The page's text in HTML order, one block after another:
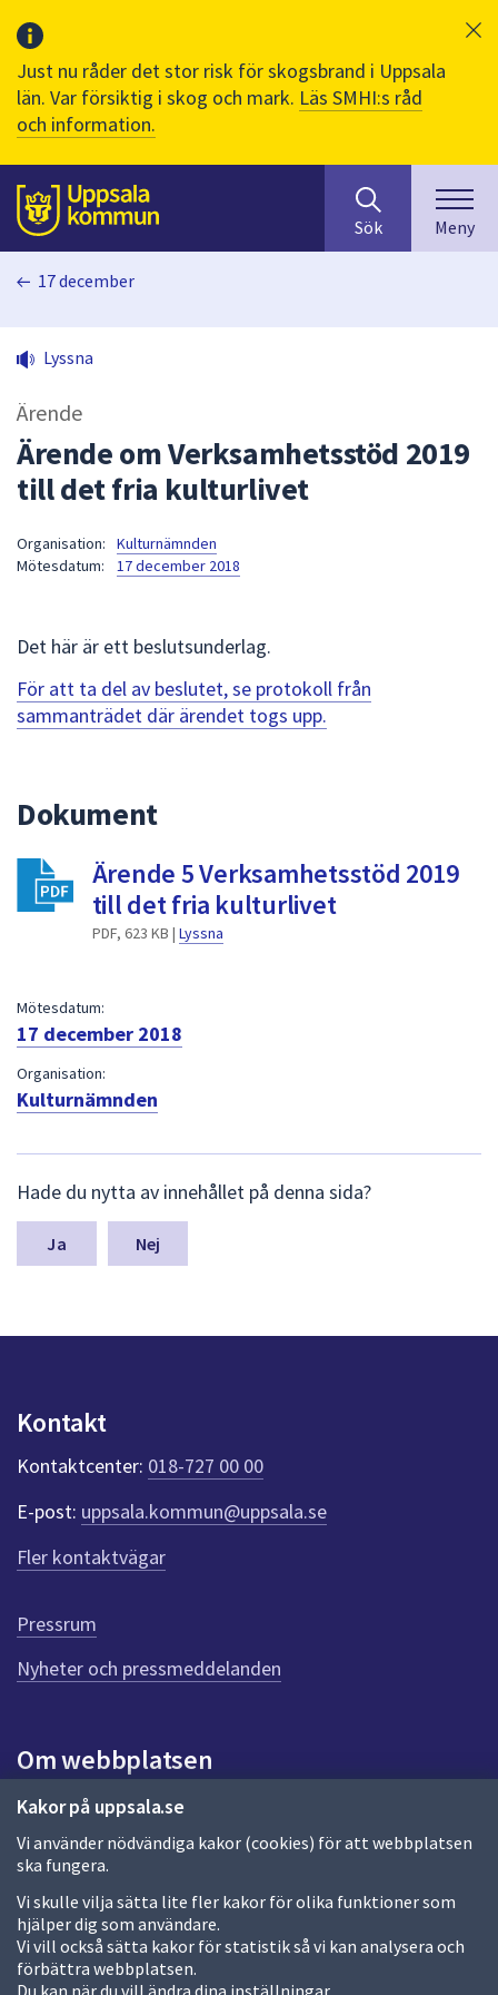
Just nu råder det stor risk för skogsbrand i Uppsala
län. Var försiktig i skog och mark. Läs SMHI:s råd
och information.
Till sidans
huvudinnehåll
efter
innehåll
på
sökfältet
kommer
för
att
navigera
för
att
Sök Meny
Kakor på uppsala.se
Vi använder nödvändiga kakor (cookies) för att webbplatsen
ska fungera.
Vi skulle vilja sätta lite fler kakor för olika funktioner som
hjälper dig som användare.
Vi vill också sätta kakor för statistik så vi kan analysera och
förbättra webbplatsen.
Du kan när du vill ändra dina inställningar.
17 december
Lyssna
Ärende
Ärende om Verksamhetsstöd 2019
till det fria kulturlivet
Organisation:
Kulturnämnden
Mötesdatum:
17 december 2018
Det här är ett beslutsunderlag.
För att ta del av beslutet, se protokoll från
sammanträdet där ärendet togs upp.
Dokument
Ärende 5 Verksamhetsstöd 2019
till det fria kulturlivet
PDF, 623 KB | Lyssna
Mötesdatum:
17 december 2018
Organisation:
Kulturnämnden
ä
m
a
n
k
t
e
r
f
ö
r
e
n
n
a
d
a
Hade du nytta av innehållet på denna sida?
Nej
Kontakt
Kontaktcenter: 018-727 00 00
E-post: uppsala.kommun@uppsala.se
Fler kontaktvägar
Pressrum
Nyheter och pressmeddelanden
Om webbplatsen
Om webbplatsen
Allmänna handlingar och diarium
Behandling av personuppgifter
Kakor
Språk (other languages)